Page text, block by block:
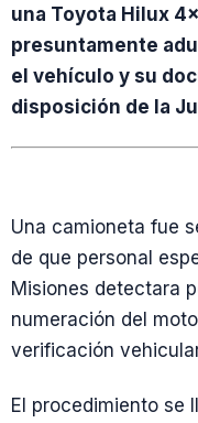
una Toyota Hilux
presuntamente
el vehículo y su
disposición de la
Una camioneta fue
de que personal
Misiones detectara
numeración del
verificación
El procedimiento se